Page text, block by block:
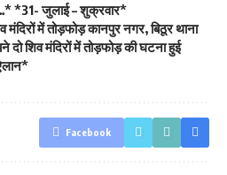
*31- जुलाई – शुक्रवार*
मंदिरों में तोड़फोड़ कानपुर नगर, बिठूर थाना
दो शिव मंदिरों में तोड़फोड़ की घटना हुई
Facebook